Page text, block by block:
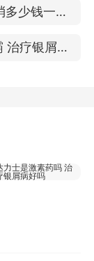
多少钱一瓶
病的效果
治疗银屑病